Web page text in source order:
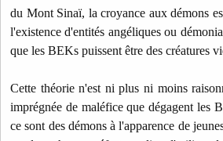
du Mont Sinaï, la croyance aux démons
l'existence d'entités angéliques ou
que les BEKs puissent être des créatures
Cette théorie n'est ni plus ni moins
imprégnée de maléfice que dégagent les
ce sont des démons à l'apparence de